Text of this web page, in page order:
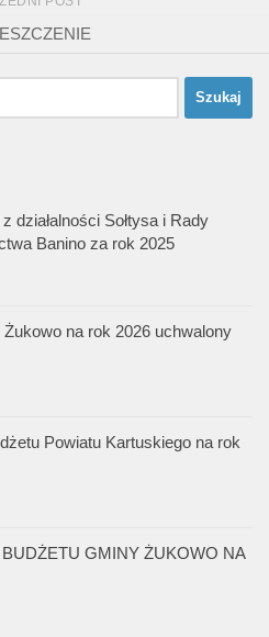
działalności Sołtysa i Rady
Banino za rok 2025
na rok 2026 uchwalony
Powiatu Kartuskiego na rok
GMINY ŻUKOWO NA